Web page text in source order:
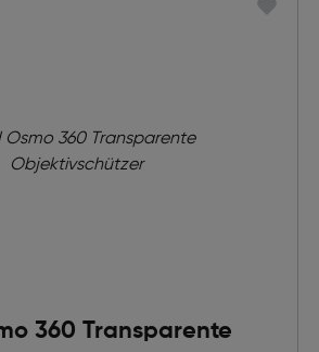
360 Transparente